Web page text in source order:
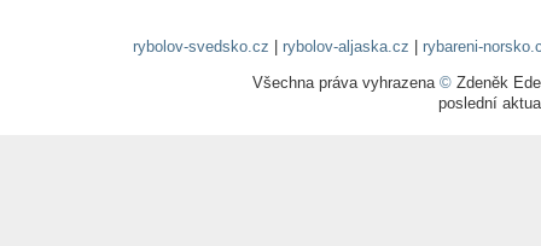
rybolov-svedsko.cz rybolov-aljaska.cz
rybareni-
Všechna práva vyhrazena © Zdeněk
poslední